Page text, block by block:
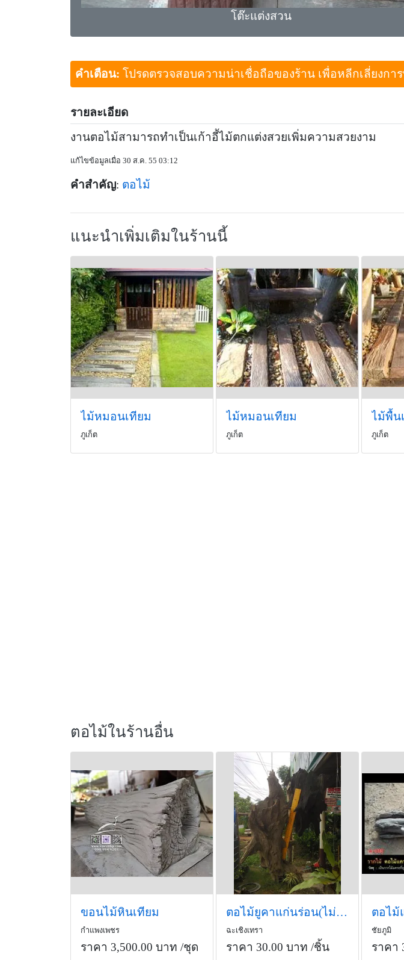
โต๊ะแต่งสวน
คำเตือน: โปรดตรวจสอบความน่าเชื่อถือของร้าน เพื่อหลีกเลี่ยงก
รายละเอียด
งานตอไม้สามารถทำเป็นเก้าอี้ไม้ตกแต่งสวยเพิ่มความสวยงาม
แก้ไขข้อมูลเมื่อ 30 ส.ค. 55 03:12
คำสำคัญ: ตอไม้
แนะนำเพิ่มเติมในร้านนี้
ไม้หมอนเทียม
ภูเก็ต
ไม้หมอนเทียม
ภูเก็ต
ไม้พื้น
ภูเก็ต
ตอไม้ในร้านอื่น
ขอนไม้หินเทียม
กำแพงเพชร
ราคา 3,500.00 บาท /ชุด
ตอไม้ยูคาแก่นร่อน(ไม่มีกระพี้)
ฉะเชิงเทรา
ราคา 30.00 บาท /ชิ้น
ชัยภูมิ
ราคา